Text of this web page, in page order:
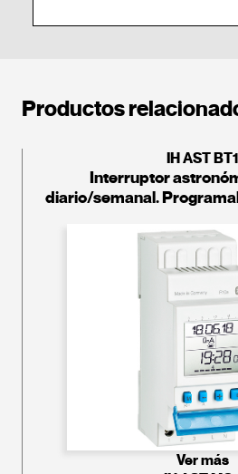
Productos
IH AST BT1
Interruptor
diario/semanal.
Ver más